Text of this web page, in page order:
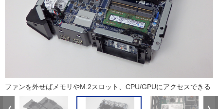
ファンを外せばメモリやM.2スロット、CPU/GPUにアクセスできる